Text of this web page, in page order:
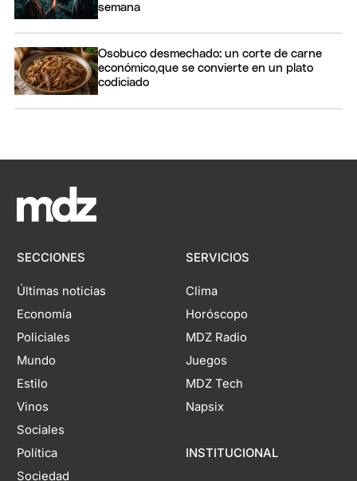
semana
Osobuco desmechado: un corte de carne
económico,que se convierte en un plato
codiciado
SECCIONES
Últimas noticias
Economía
Policiales
Mundo
Estilo
Vinos
Sociales
Política
Sociedad
SERVICIOS
Clima
Horóscopo
MDZ Radio
Juegos
MDZ Tech
Napsix
INSTITUCIONAL